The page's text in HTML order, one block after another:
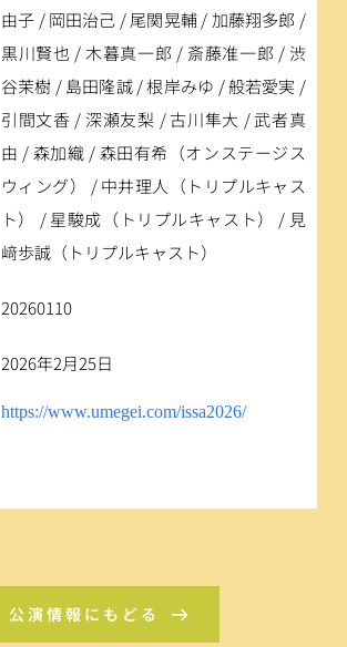
由子 / 岡田治己 / 尾関晃輔 / 加藤翔多郎 /
黒川賢也 / 木暮真一郎 / 斎藤准一郎 / 渋
谷茉樹 / 島田隆誠 / 根岸みゆ / 般若愛実 /
引間文香 / 深瀬友梨 / 古川隼大 / 武者真
由 / 森加織 / 森田有希（オンステージス
ウィング） / 中井理人（トリプルキャス
ト） / 星駿成（トリプルキャスト） / 見
﨑歩誠（トリプルキャスト）
20260110
2026年2月25日
https://www.umegei.com/issa2026/
公演情報にもどる